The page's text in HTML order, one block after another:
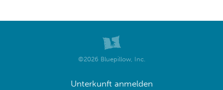
©2026 Bluepillow, Inc.
Unterkunft anmelden